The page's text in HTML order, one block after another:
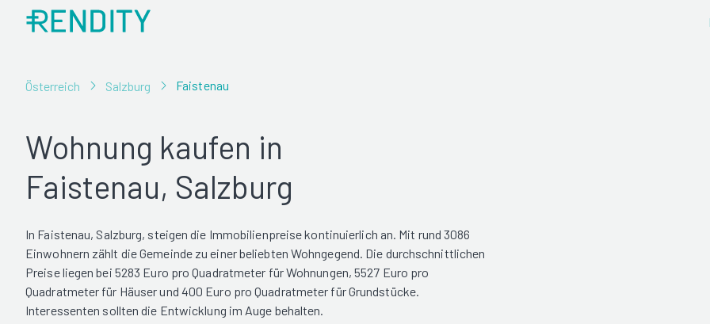
Österreich Salzburg Faistenau
Wohnung kaufen in
Faistenau, Salzburg
In Faistenau, Salzburg, steigen die Immobilienpreise kontinuierlich an. Mit rund 3086
Einwohnern zählt die Gemeinde zu einer beliebten Wohngegend. Die durchschnittlichen
Preise liegen bei 5283 Euro pro Quadratmeter für Wohnungen, 5527 Euro pro
Quadratmeter für Häuser und 400 Euro pro Quadratmeter für Grundstücke.
Interessenten sollten die Entwicklung im Auge behalten.